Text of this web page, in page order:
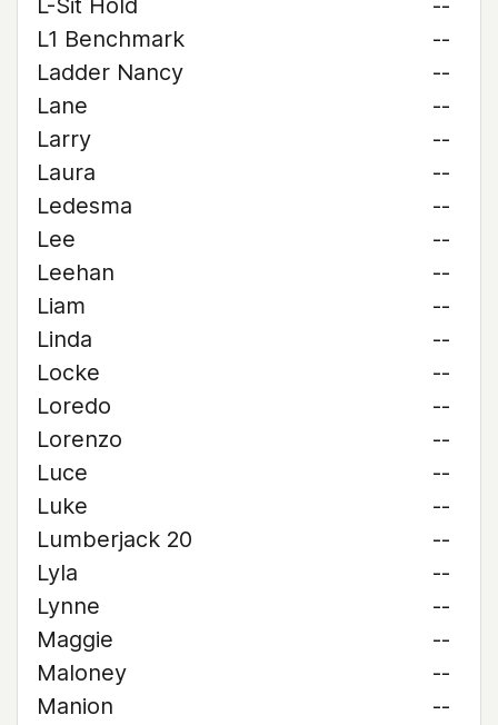
L-Sit Hold
--
L1 Benchmark
--
Ladder Nancy
--
Lane
--
Larry
--
Laura
--
Ledesma
--
Lee
--
Leehan
--
Liam
--
Linda
--
Locke
--
Loredo
--
Lorenzo
--
Luce
--
Luke
--
Lumberjack 20
--
Lyla
--
Lynne
--
Maggie
--
Maloney
--
Manion
--